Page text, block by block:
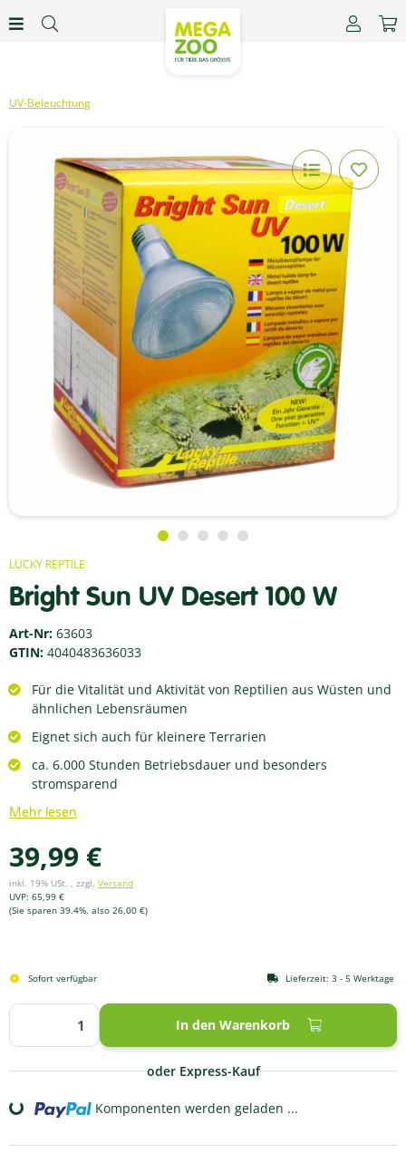
UV-Beleuchtung
LUCKY REPTILE
Bright Sun UV Desert 100 W
Art-Nr: 63603
GTIN: 4040483636033
Für die Vitalität und Aktivität von Reptilien aus Wüsten und
ähnlichen Lebensräumen
Eignet sich auch für kleinere Terrarien
ca. 6.000 Stunden Betriebsdauer und besonders
stromsparend
Mehr lesen
39,99 €
inkl. 19% USt. , zzgl. Versand
UVP: 65,99 €
(Sie sparen 39.4%, also 26,00 €)
In den Warenkorb
Sofort verfügbar Lieferzeit: 3 - 5 Werktage
oder Express-Kauf
Loading... Komponenten werden geladen ...